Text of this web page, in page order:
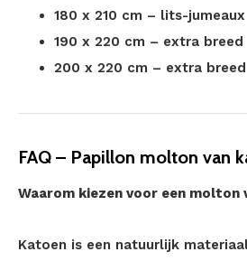
180 x 210 cm – lits-jumeaux
190 x 220 cm – extra breed
200 x 220 cm – extra breed
FAQ – Papillon molton van
Waarom kiezen voor een molton
Katoen is een natuurlijk